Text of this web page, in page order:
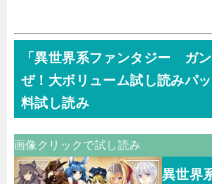
「異世界系ファンタジー ガ
ぜ！大ボリューム試し読みパ
料試し読み
画像クリックで試し読み
異世界